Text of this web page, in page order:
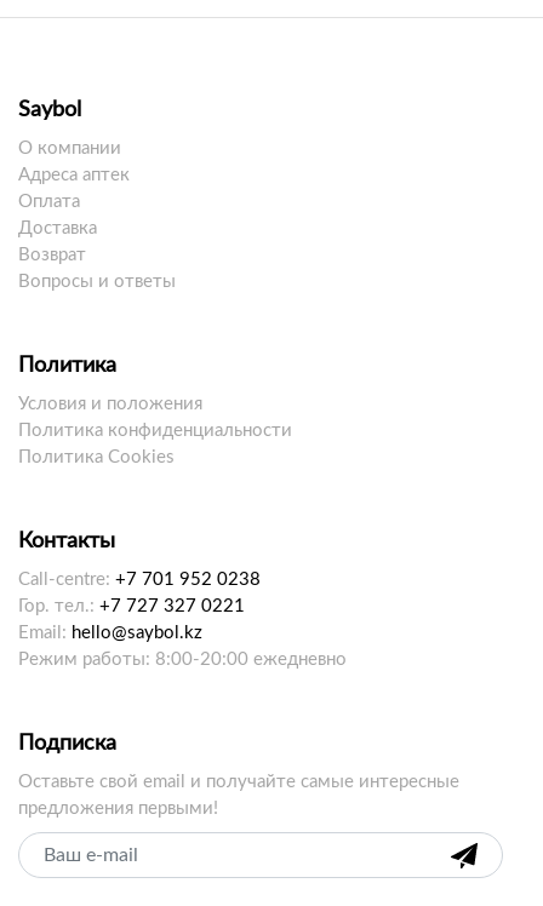
Saybol
О компании
Адреса аптек
Оплата
Доставка
Возврат
Вопросы и ответы
Политика
Условия и положения
Политика конфиденциальности
Политика Cookies
Контакты
Call-centre: +7 701 952 0238
Гор. тел.: +7 727 327 0221
Email: hello@saybol.kz
Режим работы: 8:00-20:00 ежедневно
Подписка
Оставьте свой email и получайте самые интересные
предложения первыми!